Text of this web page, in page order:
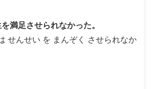
満足させられなかった。
せんせい を まんぞく させられなか